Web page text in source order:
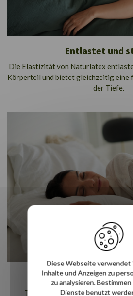
Entlastet und
Die Elastizität von Naturlatex
Körperteil und bietet gleichzeitig eine
der Tiefe.
Leitet übermäßige
Tausende von offenen Zellen in
Diese Webseite verwendet
Inhalte und Anzeigen zu
zu analysieren. Bestimmen
Dienste benutzt